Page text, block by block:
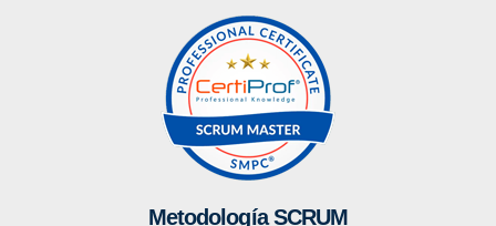
Metodología SCRUM